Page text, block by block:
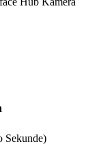
Sekunde)